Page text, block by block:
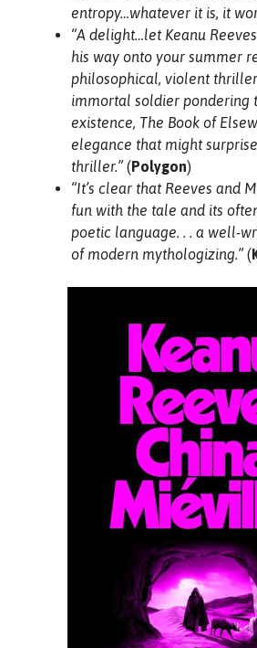
entropy…whatever it is, it
“A delight…let Keanu
his way onto your summer
philosophical, violent
immortal soldier pondering
existence, The Book of
elegance that might
thriller.”(Polygon)
“It’s clear that Reeves and
fun with the tale and its
poetic language. . . a well-
of modern mythologizing.”(